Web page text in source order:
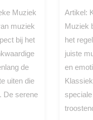
Muziek
muziek
bij het
de
uiten die
De serene
Artikel:
Muziek
het
juiste
en